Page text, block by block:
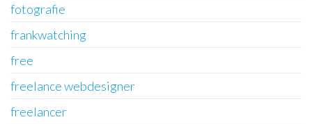
fotografie
frankwatching
free
freelance webdesigner
freelancer